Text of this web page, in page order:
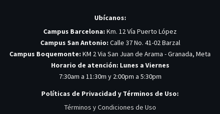
Ubícanos:
Campus Barcelona: Km. 12 Vía Puerto López
Campus San Antonio: Calle 37 No. 41-02 Barzal
Campus Boquemonte: KM 2 Via San Juan de Arama - Granada, Meta
Horario de atención: Lunes a Viernes
7:30am a 11:30m y 2:00pm a 5:30pm
Políticas de Privacidad y Términos de Uso:
Términos y Condiciones de Uso